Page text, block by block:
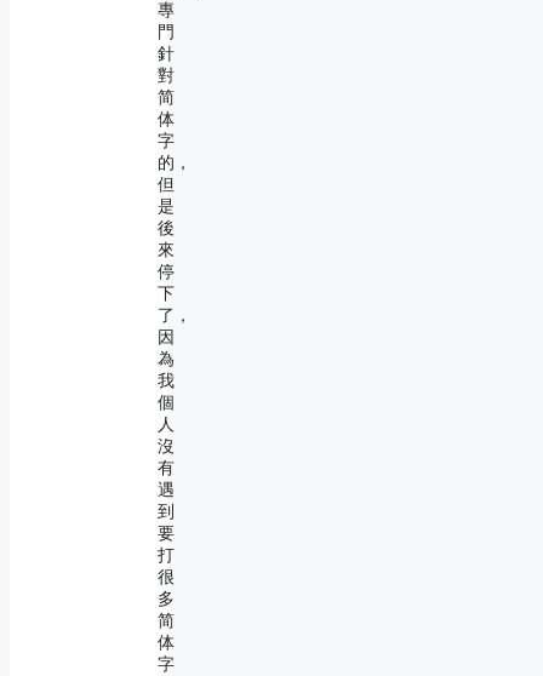
專
門
針
對
简
体
字
的，
但
是
後
來
停
下
了，
因
為
我
個
人
沒
有
遇
到
要
打
很
多
简
体
字